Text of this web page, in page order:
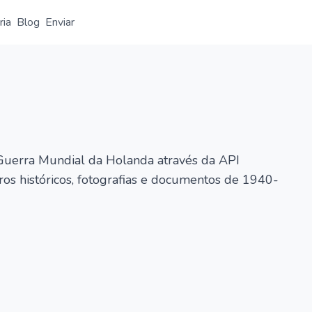
Blog Enviar
Mundial da Holanda através da API
históricos, fotografias e documentos de 1940-